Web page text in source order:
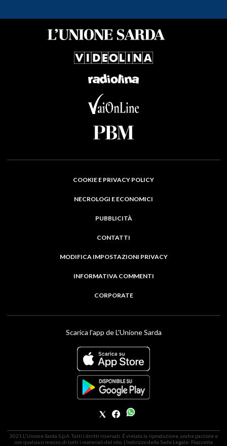
COOKIE E PRIVACY POLICY
NECROLOGI E ECONOMICI
PUBBLICITÀ
CONTATTI
MODIFICA IMPOSTAZIONI PRIVACY
INFORMATIVA COMMENTI
CORPORATE
Scarica l'app de L'Unione Sarda
2021 L'Unione Sarda S.p.A. Tutti i diritti riservati. É vietata la riproduzione, anche parziale e
con qualsiasi mezzo, di tutti i materiali del sito. | Indirizzo della Sede Legale: Piazzetta